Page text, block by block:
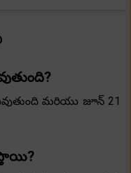
మరియు జూన్ 21